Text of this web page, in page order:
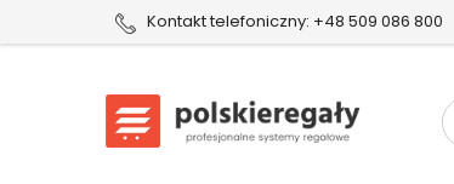
Kontakt telefoniczny: +48 509 086 800